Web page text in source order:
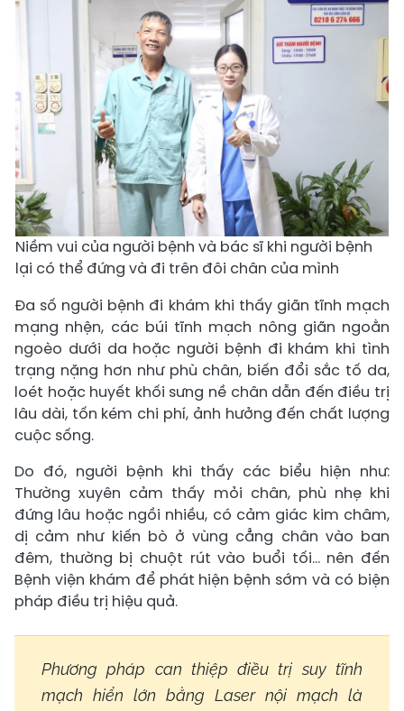
Niềm vui của người bệnh và bác sĩ khi người bệnh
lại có thể đứng và đi trên đôi chân của mình
Đa số người bệnh đi khám khi thấy giãn tĩnh mạch
mạng nhện, các búi tĩnh mạch nông giãn ngoằn
ngoèo dưới da hoặc người bệnh đi khám khi tình
trạng nặng hơn như phù chân, biến đổi sắc tố da,
loét hoặc huyết khối sưng nề chân dẫn đến điều trị
lâu dài, tốn kém chi phí, ảnh hưởng đến chất lượng
cuộc sống.
Do đó, người bệnh khi thấy các biểu hiện như:
Thường xuyên cảm thấy mỏi chân, phù nhẹ khi
đứng lâu hoặc ngồi nhiều, có cảm giác kim châm,
dị cảm như kiến bò ở vùng cẳng chân vào ban
đêm, thường bị chuột rút vào buổi tối… nên đến
Bệnh viện khám để phát hiện bệnh sớm và có biện
pháp điều trị hiệu quả.
Phương pháp can thiệp điều trị suy tĩnh
mạch hiển lớn bằng Laser nội mạch là